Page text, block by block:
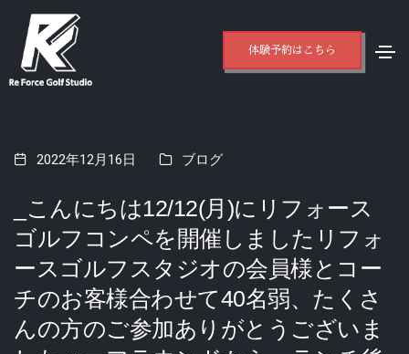
体験予約はこちら
2022年12月16日 ブログ
_こんにちは12/12(月)にリフォース
ゴルフコンペを開催しました️リフォ
ースゴルフスタジオの会員様とコー
チのお客様合わせて40名弱、たくさ
んの方のご参加ありがとうございま